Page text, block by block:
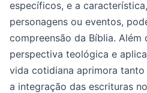
específicos, e a
personagens ou eventos,
compreensão da Bíblia. Além
perspectiva teológica e
vida cotidiana aprimora
a integração das escrituras